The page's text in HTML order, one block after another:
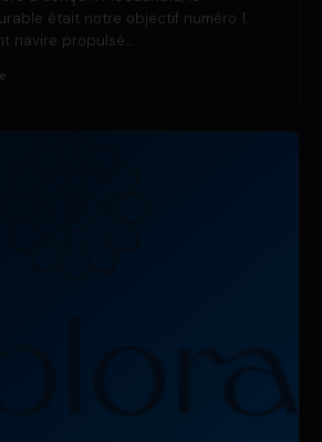
était notre objectif numéro 1.
navire propulsé…